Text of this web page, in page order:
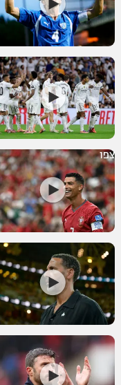
VOD
רץ ברשת
תוצאות
לוח שידורים
ברחבה
"מעל הליגה" –
ליגיונרים
גביע המדינה
נבחרת ישראל
מכבי חיפה
בית"ר ירושלים
מכבי תל אביב
הפועל תל אביב
הפועל חיפה
הפועל באר שבע
מכבי נתניה
בני יהודה
ליגה אירופית
ליגה אנגלית
ליגה גרמנית
ליגה ספרדית
ליגה איטלקית
ליגה צרפתית
ליגה הולנדית
ליגה סינית
ליגה ברזילאית
ליגות נוספות
ליגת ווינר סל
ליגה לאומית
כדורסל נשים
מכבי תל אביב
הפועל חולון
הפועל ירושלים
דני אבדיה
כדורסל עולמי
NBA
יורוליג
יורוקאפ
ענפים נוספים
טניס
כדוריד
כדורעף
שחייה
ג'ודו
אגרוף
ספורט אולימפי
UFC
היאבקות WWE
צפו